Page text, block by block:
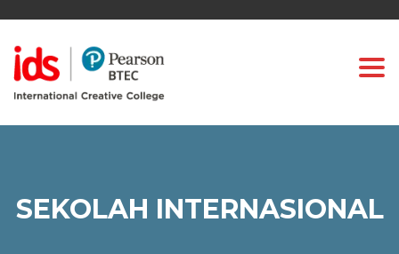
SEKOLAH INTERNASIONAL